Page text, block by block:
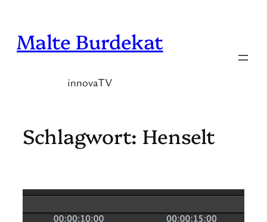
springen
Malte Burdekat
innovaTV
Schlagwort: Henselt